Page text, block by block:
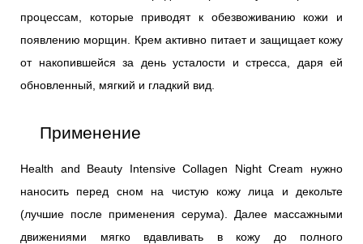
процессам, которые приводят к обезвоживанию кожи и
появлению морщин. Крем активно питает и защищает кожу
от накопившейся за день усталости и стресса, даря ей
обновленный, мягкий и гладкий вид.
Применение
Health and Beauty Intensive Collagen Night Cream нужно
наносить перед сном на чистую кожу лица и декольте
(лучшие после применения серума). Далее массажными
движениями мягко вдавливать в кожу до полного